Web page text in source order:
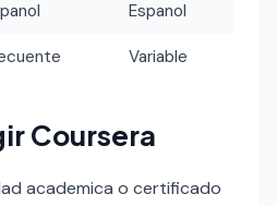
Espanol
Variable
Coursera
academica o certificado